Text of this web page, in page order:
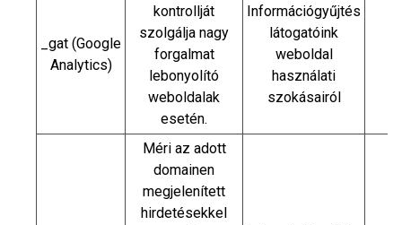
_gat (Google
Analytics)
kontrollját
szolgálja nagy
forgalmat
lebonyolító
weboldalak
esetén.
Információgyűjtés
látogatóink
weboldal
használati
szokásairól
Méri az adott
domainen
megjelenített
hirdetésekkel